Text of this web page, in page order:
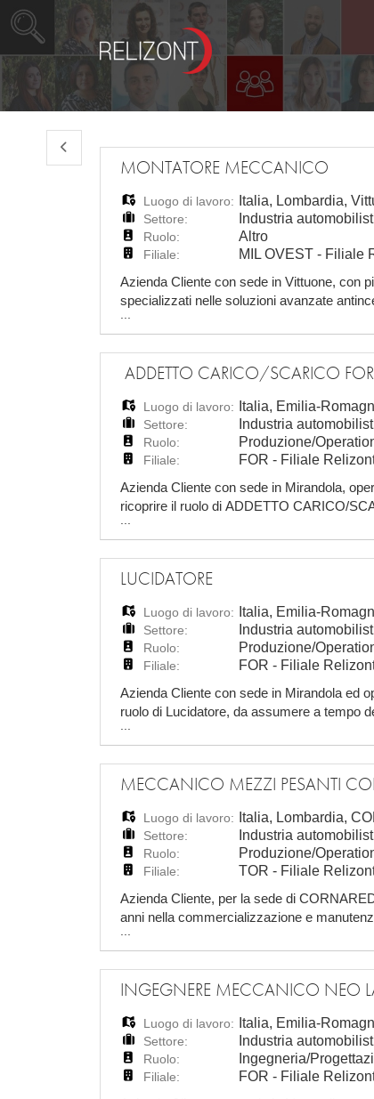
MONTATORE MECCANICO
Luogo di lavoro: Italia, Lombardia,
Settore: Industria
Ruolo: Altro
Filiale:
MIL OVEST - Filiale
Azienda Cliente con sede in Vittuone, con
specializzati nelle soluzioni avanzate
Meccanico, da assumere a tempo
ADDETTO CARICO/SCARICO
Luogo di lavoro: Italia, Emilia-
Settore: Industria
Ruolo: Produzione/
Filiale:
FOR - Filiale
Azienda Cliente con sede in Mirandola,
ricoprire il ruolo di ADDETTO CARICO/
indeterminato. Sede di lavoro: Mirandola /
LUCIDATORE
Luogo di lavoro: Italia, Emilia-
Settore: Industria
Ruolo: Produzione/
Filiale:
FOR - Filiale
Azienda Cliente con sede in Mirandola ed
ruolo di Lucidatore, da assumere a tempo
San Possidonio Per ricoprire tale ruolo è
MECCANICO MEZZI PESANTI
Luogo di lavoro: Italia, Lombardia,
Settore: Industria
Ruolo: Produzione/
Filiale:
TOR - Filiale
Azienda Cliente, per la sede di
anni nella commercializzazione e
ruolo di MECCANICO MEZZI PESANTI,
INGEGNERE MECCANICO NEO
Luogo di lavoro: Italia, Emilia-
Settore: Industria
Ruolo: Ingegneria/
Filiale:
FOR - Filiale